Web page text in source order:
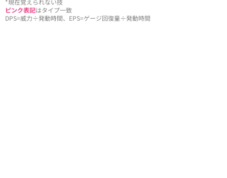
*現在覚えられない技
ピンク表記はタイプ一致
DPS=威力÷発動時間、EPS=ゲージ回復量÷発動時間